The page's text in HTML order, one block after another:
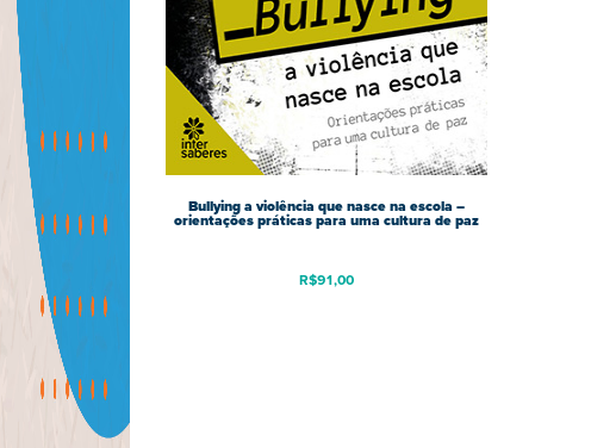
Bullying a violência que nasce na escola –
orientações práticas para uma cultura de paz
R$91,00